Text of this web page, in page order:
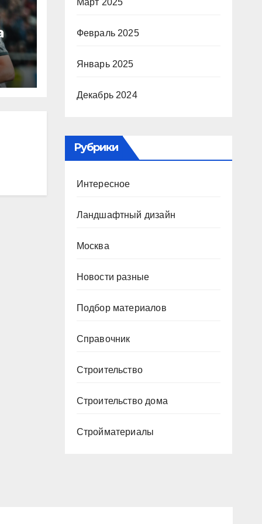
Март 2025
Февраль 2025
Январь 2025
Декабрь 2024
Рубрики
Интересное
Ландшафтный дизайн
Москва
Новости разные
Подбор материалов
Справочник
Строительство
Строительство дома
Стройматериалы